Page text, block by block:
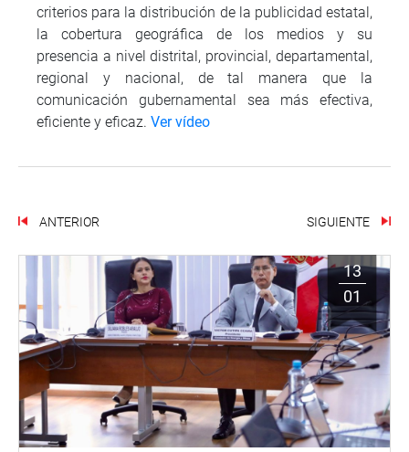
criterios para la distribución de la publicidad estatal,
la cobertura geográfica de los medios y su
presencia a nivel distrital, provincial, departamental,
regional y nacional, de tal manera que la
comunicación gubernamental sea más efectiva,
eficiente y eficaz. Ver vídeo
ANTERIOR SIGUIENTE
13
01